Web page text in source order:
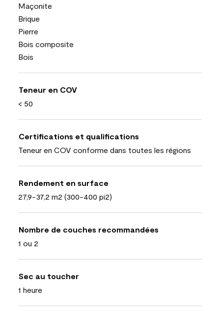
Maçonite
Brique
Pierre
Bois composite
Bois
Teneur en COV
< 50
Certifications et qualifications
Teneur en COV conforme dans toutes les régions
Rendement en surface
27,9-37,2 m2 (300-400 pi2)
Nombre de couches recommandées
1 ou 2
Sec au toucher
1 heure